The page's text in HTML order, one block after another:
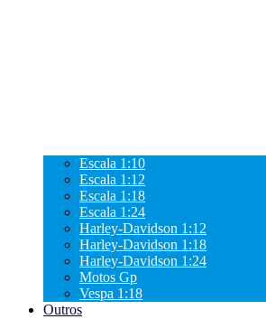
Escala 1:10
Escala 1:12
Escala 1:18
Escala 1:24
Harley-Davidson 1:12
Harley-Davidson 1:18
Harley-Davidson 1:24
Motos Gp
Vespa 1:18
Outros